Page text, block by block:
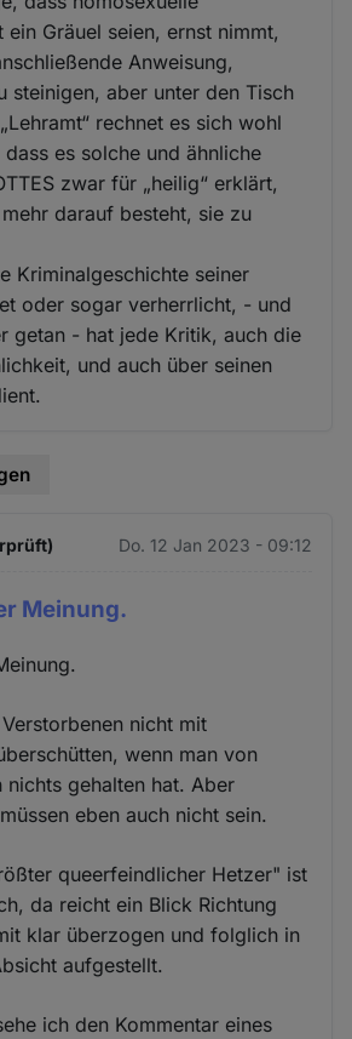
ein Gräuel seien, ernst nimmt,
Anweisung,
steinigen, aber unter den Tisch
rechnet es sich wohl
es solche und ähnliche
zwar für „heilig“ erklärt,
darauf besteht, sie zu
Kriminalgeschichte seiner
oder sogar verherrlicht, - und
getan - hat jede Kritik, auch die
und auch über seinen
Do. 12 Jan 2023 - 09:12
Meinung.
nicht mit
wenn man von
nichts gehalten hat. Aber
eben auch nicht sein.
queerfeindlicher Hetzer" ist
da reicht ein Blick Richtung
klar überzogen und folglich in
aufgestellt.
ich den Kommentar eines